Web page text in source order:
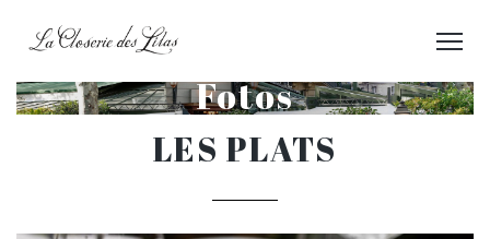
Fotos
LES PLATS